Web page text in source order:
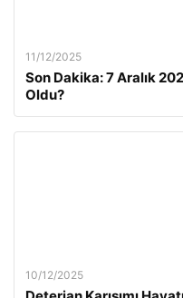
11/12/2025
Son Dakika: 7 Aralık
Oldu?
10/12/2025